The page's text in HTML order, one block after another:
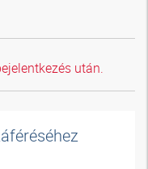
után.